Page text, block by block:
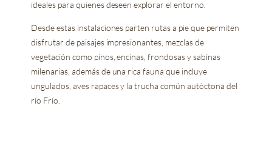
ideales para quienes deseen explorar el entorno.
Desde estas instalaciones parten rutas a pie que permiten
disfrutar de paisajes impresionantes, mezclas de
vegetación como pinos, encinas, frondosas y sabinas
milenarias, además de una rica fauna que incluye
ungulados, aves rapaces y la trucha común autóctona del
río Frío.